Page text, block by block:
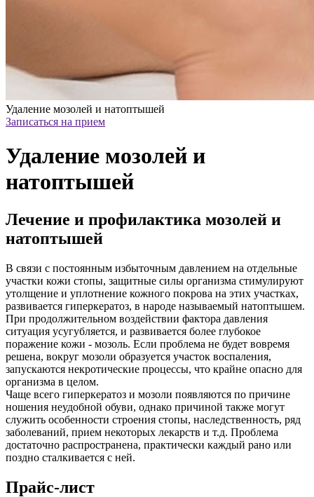
Удаление мозолей и натоптышей
Записаться на прием
Удаление мозолей и
натоптышей
Лечение и профилактика мозолей и
натоптышей
В связи с постоянным избыточным давлением на отдельные
участки кожи стопы, защитные силы организма стимулируют
утолщение и уплотнение кожного покрова на этих участках,
развивается гиперкератоз, в народе называемый натоптышем.
При продолжительном воздействии фактора давления
ситуация усугубляется, и развивается более глубокое
поражение кожи - мозоль. Если проблема не будет вовремя
решена, вокруг мозоли образуется участок воспаления,
запускаются некротические процессы, что крайне опасно для
организма в целом.
Чаще всего гиперкератоз и мозоли появляются по причине
ношения неудобной обуви, однако причиной также могут
служить особенности строения стопы, наследственность, ряд
заболеваний, прием некоторых лекарств и т.д. Проблема
достаточно распространена, практически каждый рано или
поздно сталкивается с ней.
Прайс-лист